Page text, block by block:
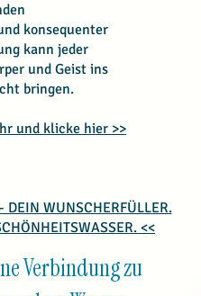
konsequenter
kann jeder
und Geist ins
bringen.
und klicke hier >>
DEIN WUNSCHERFÜLLER.
<<
Verbindung zu